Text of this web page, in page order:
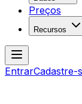
Preços
Recursos
EntrarCadastre-